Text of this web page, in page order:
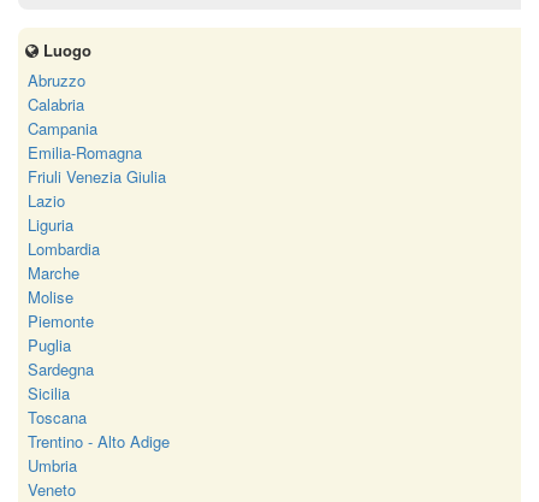
Luogo
Abruzzo
Calabria
Campania
Emilia-Romagna
Friuli Venezia Giulia
Lazio
Liguria
Lombardia
Marche
Molise
Piemonte
Puglia
Sardegna
Sicilia
Toscana
Trentino - Alto Adige
Umbria
Veneto